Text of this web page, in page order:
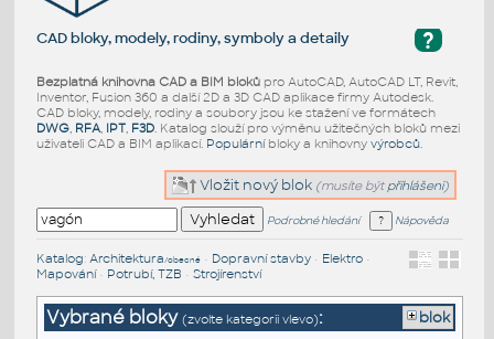
?
CAD bloky, modely, rodiny, symboly a detaily
Bezplatná knihovna CAD a BIM blokůpro AutoCAD, AutoCAD LT, Revit,
Inventor, Fusion 360 a další 2D a 3D CAD aplikace firmy Autodesk.
CAD bloky, modely, rodiny a soubory jsou ke stažení ve formátech
DWG, RFA, IPT, F3D. Katalog slouží pro výměnu užitečných bloků mezi
uživateli CAD a BIM aplikací. Populárníbloky a knihovny výrobců.
Vložit nový blok (musíte být přihlášeni)
Podrobné hledání Nápověda
Katalog: Architektura/obecné• Dopravní stavby• Elektro•
Mapování• Potrubí, TZB • Strojírenství
Vybrané bloky (zvolte kategorii vlevo): blok